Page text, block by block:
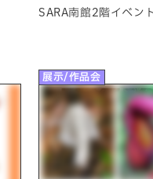
SARA南館2階イベン
展示/作品会